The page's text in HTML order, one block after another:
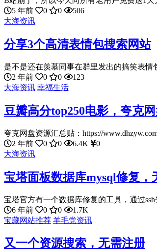
5 年前
0 0
506
大海资讯
分享3个高清表情包搜索网站
是不是还在羡慕同事在群里发出的搞笑表
2 年前
0 0
123
大海资讯 幸福生活
豆瓣高分top250电影，夸克
夸克网盘资源汇总贴：https://
2 年前
0 0 6.4K
0
大海资讯
宝塔面板数据库mysql修复，
宝塔官方有一个数据库修复的工具，通过
6 年前
0 0
1.7K
宝藏网站推荐 羊毛党资讯
又一个资源搜索，无需注册